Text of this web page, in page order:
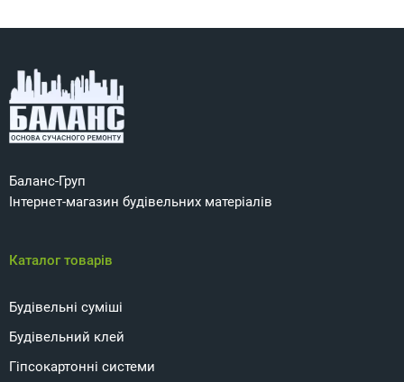
Баланс-Груп
Інтернет-магазин будівельних матеріалів
Каталог товарів
Будівельні суміші
Будівельний клей
Гіпсокартонні системи